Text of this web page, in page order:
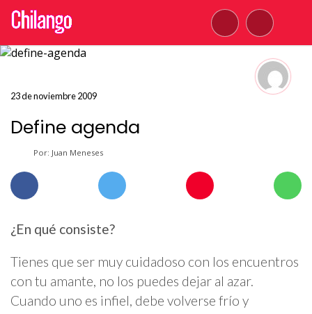
23 de noviembre 2009
Define agenda
Por: Juan Meneses
¿En qué consiste?
Tienes que ser muy cuidadoso con los encuentros
con tu amante, no los puedes dejar al azar.
Cuando uno es infiel, debe volverse frío y